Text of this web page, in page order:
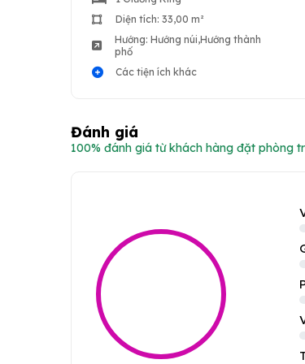
Diện tích: 33,00 m²
Hướng: Hướng núi,Hướng thành
phố
Các tiện ích khác
Đánh giá
100% đánh giá từ khách hàng đặt phòng